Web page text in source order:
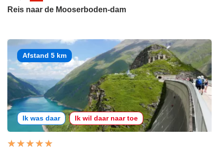
Reis naar de Mooserboden-dam
Afstand 5 km
Ik was daar Ik wil daar naar toe